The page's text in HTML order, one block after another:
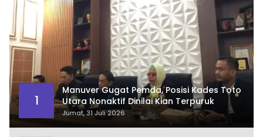
1
Manuver Gugat Pemda, Posisi Kades Toto
Utara Nonaktif Dinilai Kian Terpuruk
Jumat, 31 Juli 2026